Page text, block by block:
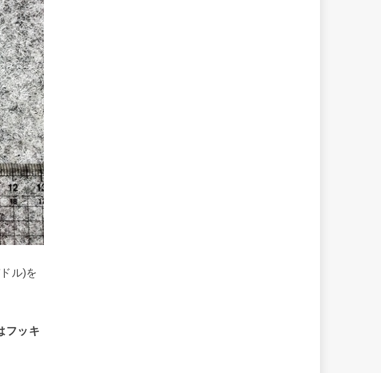
ル)を
フッキ